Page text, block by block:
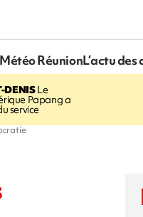
Météo RéunionL’actu
DENISLe
Papang a
service